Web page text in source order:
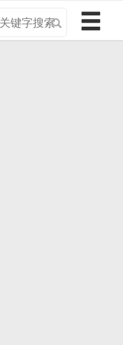
导
航